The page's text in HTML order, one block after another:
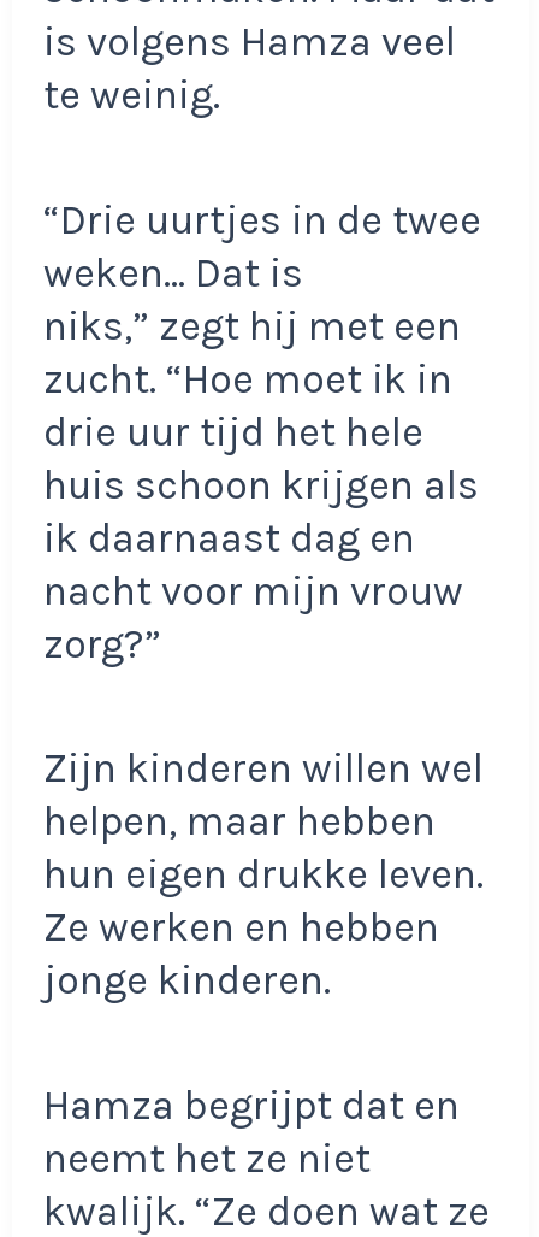
is volgens Hamza veel
te weinig.
“Drie uurtjes in de twee
weken… Dat is
niks,” zegt hij met een
zucht. “Hoe moet ik in
drie uur tijd het hele
huis schoon krijgen als
ik daarnaast dag en
nacht voor mijn vrouw
zorg?”
Zijn kinderen willen wel
helpen, maar hebben
hun eigen drukke leven.
Ze werken en hebben
jonge kinderen.
Hamza begrijpt dat en
neemt het ze niet
kwalijk. “Ze doen wat ze